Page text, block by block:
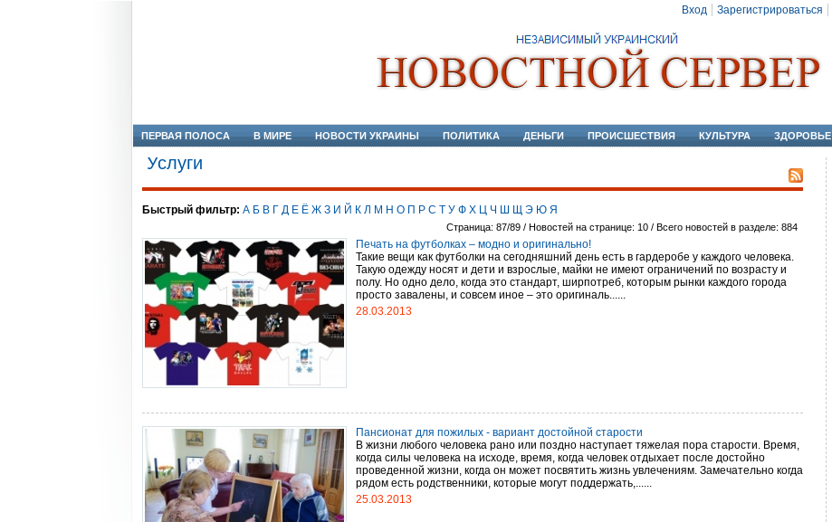
Вход Зарегистрироваться
ПЕРВАЯ ПОЛОСА В МИРЕ НОВОСТИ УКРАИНЫ ПОЛИТИКА ДЕНЬГИ ПРОИСШЕСТВИЯ КУЛЬТУРА ЗДОРОВЬЕ
Услуги
Быстрый фильтр: А Б В Г Д Е Ё Ж З И Й К Л М Н О П Р С Т У Ф Х Ц Ч Ш Щ Э Ю Я
Страница: 87/89 / Новостей на странице: 10 / Всего новостей в разделе: 884
Печать на футболках – модно и оригинально!
Такие вещи как футболки на сегодняшний день есть в гардеробе у каждого человека.
Такую одежду носят и дети и взрослые, майки не имеют ограничений по возрасту и
полу. Но одно дело, когда это стандарт, ширпотреб, которым рынки каждого города
просто завалены, и совсем иное – это оригиналь......
28.03.2013
Пансионат для пожилых - вариант достойной старости
В жизни любого человека рано или поздно наступает тяжелая пора старости. Время,
когда силы человека на исходе, время, когда человек отдыхает после достойно
проведенной жизни, когда он может посвятить жизнь увлечениям. Замечательно когда
рядом есть родственники, которые могут поддержать,......
25.03.2013